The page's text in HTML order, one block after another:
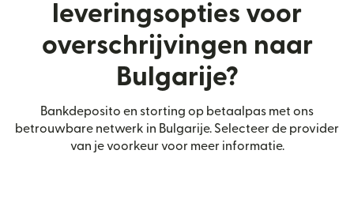
leveringsopties voor
overschrijvingen naar
Bulgarije?
Bankdeposito en storting op betaalpas met ons
betrouwbare netwerk in Bulgarije. Selecteer de provider
van je voorkeur voor meer informatie.